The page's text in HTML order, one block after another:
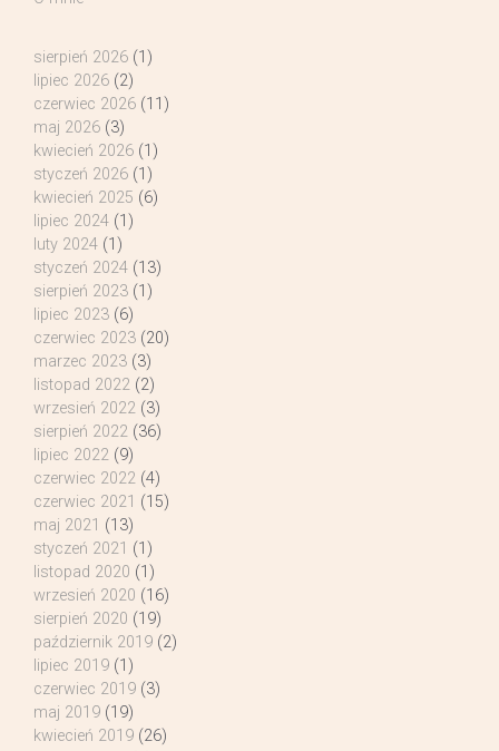
sierpień 2026 (1)
lipiec 2026 (2)
czerwiec 2026 (11)
maj 2026 (3)
kwiecień 2026 (1)
styczeń 2026 (1)
kwiecień 2025 (6)
lipiec 2024 (1)
luty 2024 (1)
styczeń 2024 (13)
sierpień 2023 (1)
lipiec 2023 (6)
czerwiec 2023 (20)
marzec 2023 (3)
listopad 2022 (2)
wrzesień 2022 (3)
sierpień 2022 (36)
lipiec 2022 (9)
czerwiec 2022 (4)
czerwiec 2021 (15)
maj 2021 (13)
styczeń 2021 (1)
listopad 2020 (1)
wrzesień 2020 (16)
sierpień 2020 (19)
październik 2019 (2)
lipiec 2019 (1)
czerwiec 2019 (3)
maj 2019 (19)
kwiecień 2019 (26)